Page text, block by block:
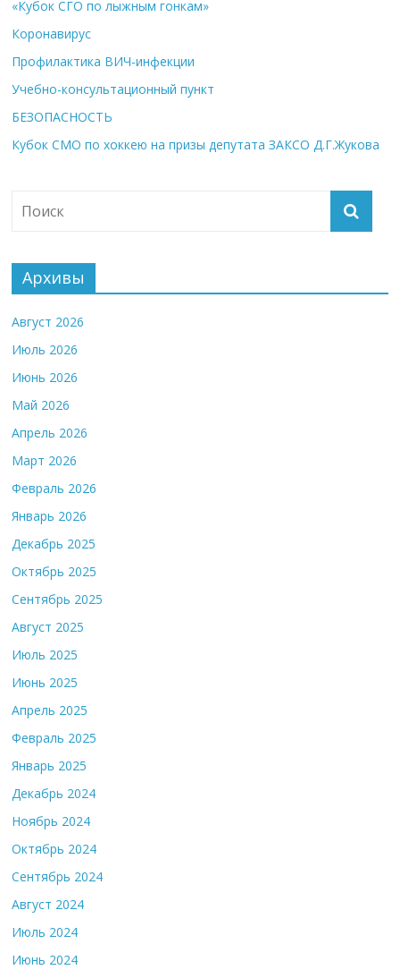
«Кубок СГО по лыжным гонкам»
Коронавирус
Профилактика ВИЧ-инфекции
Учебно-консультационный пункт
БЕЗОПАСНОСТЬ
Кубок СМО по хоккею на призы депутата ЗАКСО Д.Г.Жукова
Архивы
Август 2026
Июль 2026
Июнь 2026
Май 2026
Апрель 2026
Март 2026
Февраль 2026
Январь 2026
Декабрь 2025
Октябрь 2025
Сентябрь 2025
Август 2025
Июль 2025
Июнь 2025
Апрель 2025
Февраль 2025
Январь 2025
Декабрь 2024
Ноябрь 2024
Октябрь 2024
Сентябрь 2024
Август 2024
Июль 2024
Июнь 2024